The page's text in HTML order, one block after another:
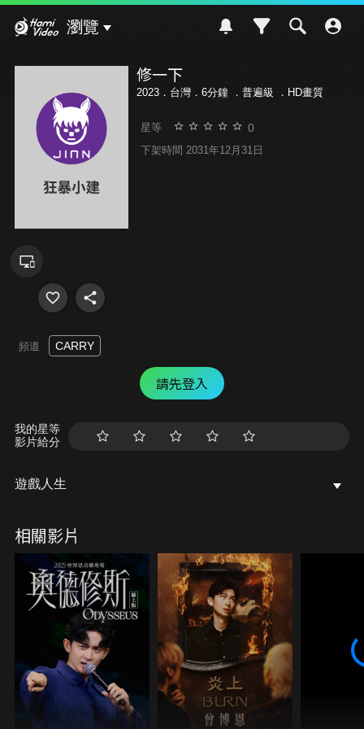
瀏覽
修一下
2023．台灣．6分鐘 ． 普遍級 ．HD畫質
星等 0
下架時間 2031年12月31日
頻道 CARRY
請先登入
我的星等
影片給分
遊戲人生
相關影片